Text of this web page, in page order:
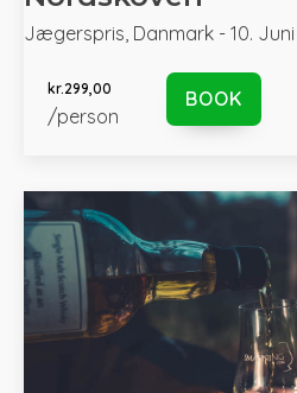
Jægerspris, Danmark - 10.
kr.299,00
/person
BOOK